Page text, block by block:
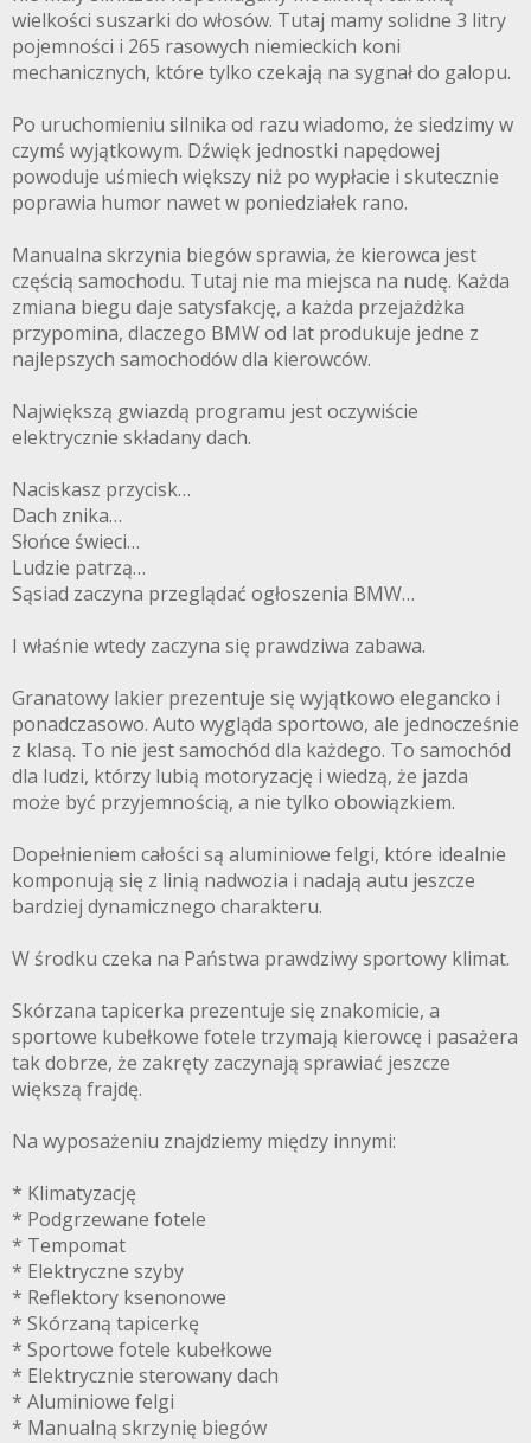
wielkości suszarki do włosów. Tutaj mamy solidne 3 litry
pojemności i 265 rasowych niemieckich koni
mechanicznych, które tylko czekają na sygnał do galopu.
Po uruchomieniu silnika od razu wiadomo, że siedzimy w
czymś wyjątkowym. Dźwięk jednostki napędowej
powoduje uśmiech większy niż po wypłacie i skutecznie
poprawia humor nawet w poniedziałek rano.
Manualna skrzynia biegów sprawia, że kierowca jest
częścią samochodu. Tutaj nie ma miejsca na nudę. Każda
zmiana biegu daje satysfakcję, a każda przejażdżka
przypomina, dlaczego BMW od lat produkuje jedne z
najlepszych samochodów dla kierowców.
Największą gwiazdą programu jest oczywiście
elektrycznie składany dach.
Naciskasz przycisk…
Dach znika…
Słońce świeci…
Ludzie patrzą…
Sąsiad zaczyna przeglądać ogłoszenia BMW…
I właśnie wtedy zaczyna się prawdziwa zabawa.
Granatowy lakier prezentuje się wyjątkowo elegancko i
ponadczasowo. Auto wygląda sportowo, ale jednocześnie
z klasą. To nie jest samochód dla każdego. To samochód
dla ludzi, którzy lubią motoryzację i wiedzą, że jazda
może być przyjemnością, a nie tylko obowiązkiem.
Dopełnieniem całości są aluminiowe felgi, które idealnie
komponują się z linią nadwozia i nadają autu jeszcze
bardziej dynamicznego charakteru.
W środku czeka na Państwa prawdziwy sportowy klimat.
Skórzana tapicerka prezentuje się znakomicie, a
sportowe kubełkowe fotele trzymają kierowcę i pasażera
tak dobrze, że zakręty zaczynają sprawiać jeszcze
większą frajdę.
Na wyposażeniu znajdziemy między innymi:
* Klimatyzację
* Podgrzewane fotele
* Tempomat
* Elektryczne szyby
* Reflektory ksenonowe
* Skórzaną tapicerkę
* Sportowe fotele kubełkowe
* Elektrycznie sterowany dach
* Aluminiowe felgi
* Manualną skrzynię biegów